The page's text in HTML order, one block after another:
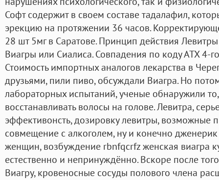
Софт содержит в своем составе тадалафил,
эрекцию на протяжении 36 часов.
28 шт 5мг в Саратове. Принцип действия
Виагры или Сиалиса. Совпадения по коду АТХ 4-
Стоимость импортных аналогов лекарства в
друзьями, пили пиво, обсуждали Виагра. Но
лабораторных испытаний, ученые обнаружили
восстанавливать волосы на голове. Левитра,
эффективонсть, дозировку левитры, возможные
совмещение с алкоголем, ну и конечно
женщин, возбуждение rbnfqcrfz женская виагра
естественно и непринуждённо. Вскоре после
Виагру, кровеносные сосуды полового члена